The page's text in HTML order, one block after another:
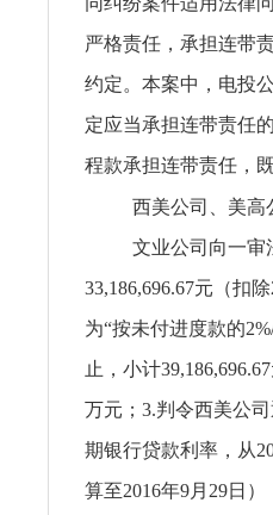
严格责任，承担连带
约定。本案中，电投
定应当承担连带责任
程款承担连带责任，
西美公司、美高
文业公司向一审
33,186,696.67元（扣
为“按未付进度款的
止，小计
万元；3.判令西美公
期银行贷款利率，从
算至2016年9月29日